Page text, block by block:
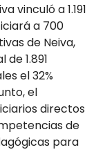
vinculó a 1.191
a 700
de Neiva,
1.891
el 32%
el
directos
de
para